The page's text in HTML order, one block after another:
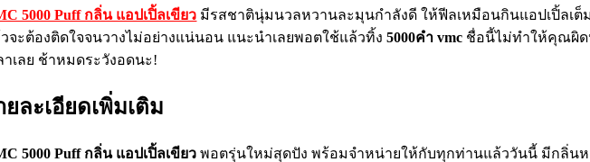
5000 Puff กลิ่น แอปเปิ้ลเขียว มีรสชาตินุ่มนวลหวานละมุนกำลังดี ให้ฟีลเหมือนกินแอปเปิ้ลเ
จะต้องติดใจจนวางไม่อย่างแน่นอน แนะนำเลยพอตใช้แล้วทิ้ง5000คำ vmc ชื่อนี้ไม่ทำให้คุณผิด
าเลย ช้าหมดระวังอดนะ!
ยละเอียดเพิ่มเติม
5000 Puff กลิ่น แอปเปิ้ลเขียว พอตรุ่นใหม่สุดปัง พร้อมจำหน่ายให้กับทุกท่านแล้ววันนี้ มีกลิ่น